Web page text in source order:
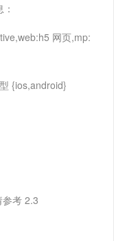
网页,mp:
{ios,android}
考 2.3